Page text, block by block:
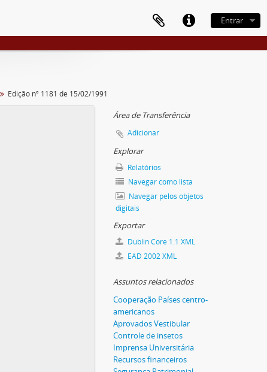
Entrar
Edição nº 1181 de 15/02/1991
Área de Transferência
Adicionar
Explorar
Relatórios
Navegar como lista
Navegar pelos objetos
digitais
Exportar
Dublin Core 1.1 XML
EAD 2002 XML
Assuntos relacionados
Cooperação Países centro-
americanos
Aprovados Vestibular
Controle de insetos
Imprensa Universitária
Recursos financeiros